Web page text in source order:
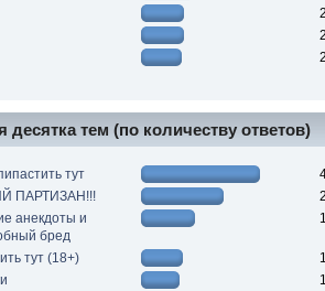
десятка тем (по количеству ответов)
тут
ПАРТИЗАН!!!
анекдоты и
бред
тут (18+)